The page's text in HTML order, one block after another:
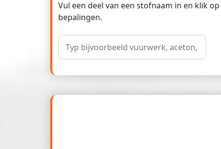
Vul een deel van een stofnaam in en klik
bepalingen.